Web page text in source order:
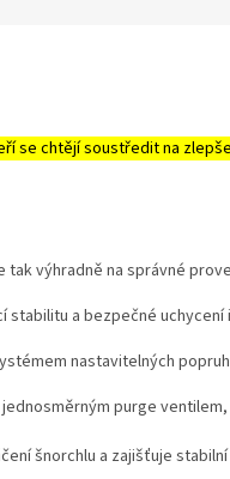
se chtějí soustředit na
výhradně na správné
stabilitu a bezpečné uchycení
nastavitelných
purge
šnorchlu a zajišťuje